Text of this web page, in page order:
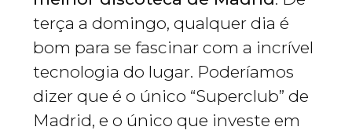
terça a domingo, qualquer dia é
bom para se fascinar com a incrível
tecnologia do lugar. Poderíamos
dizer que é o único “Superclub” de
Madrid, e o único que investe em